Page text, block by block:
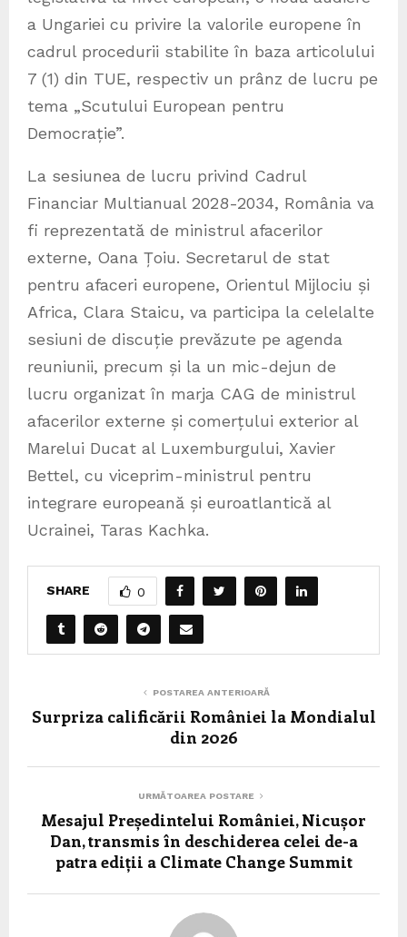
a Ungariei cu privire la valorile europene în
cadrul procedurii stabilite în baza articolului
7 (1) din TUE, respectiv un prânz de lucru pe
tema „Scutului European pentru
Democrație”.
La sesiunea de lucru privind Cadrul
Financiar Multianual 2028-2034, România va
fi reprezentată de ministrul afacerilor
externe, Oana Țoiu. Secretarul de stat
pentru afaceri europene, Orientul Mijlociu și
Africa, Clara Staicu, va participa la celelalte
sesiuni de discuție prevăzute pe agenda
reuniunii, precum și la un mic-dejun de
lucru organizat în marja CAG de ministrul
afacerilor externe și comerțului exterior al
Marelui Ducat al Luxemburgului, Xavier
Bettel, cu viceprim-ministrul pentru
integrare europeană și euroatlantică al
Ucrainei, Taras Kachka.
SHARE 0
POSTAREA ANTERIOARĂ
Surpriza calificării României la Mondialul
din 2026
URMĂTOAREA POSTARE
Mesajul Președintelui României, Nicușor
Dan, transmis în deschiderea celei de-a
patra ediții a Climate Change Summit